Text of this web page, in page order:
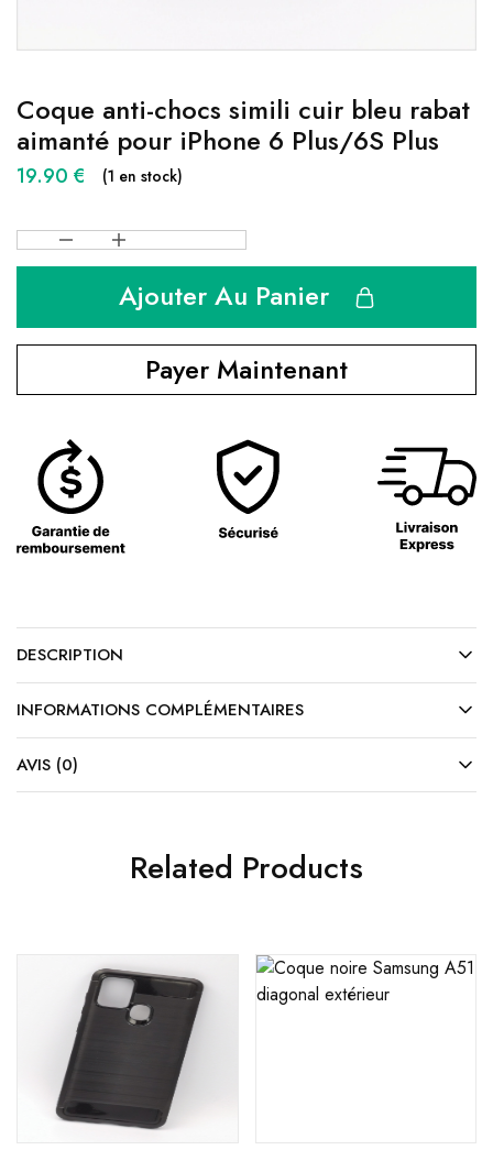
Coque anti-chocs simili cuir bleu rabat
aimanté pour iPhone 6 Plus/6S Plus
19.90 € (1 en stock)
Ajouter Au Panier
Payer Maintenant
DESCRIPTION
INFORMATIONS COMPLÉMENTAIRES
AVIS (0)
Related Products